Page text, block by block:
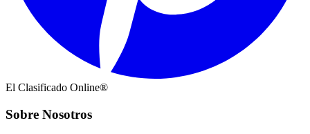
El Clasificado Online®
Sobre Nosotros